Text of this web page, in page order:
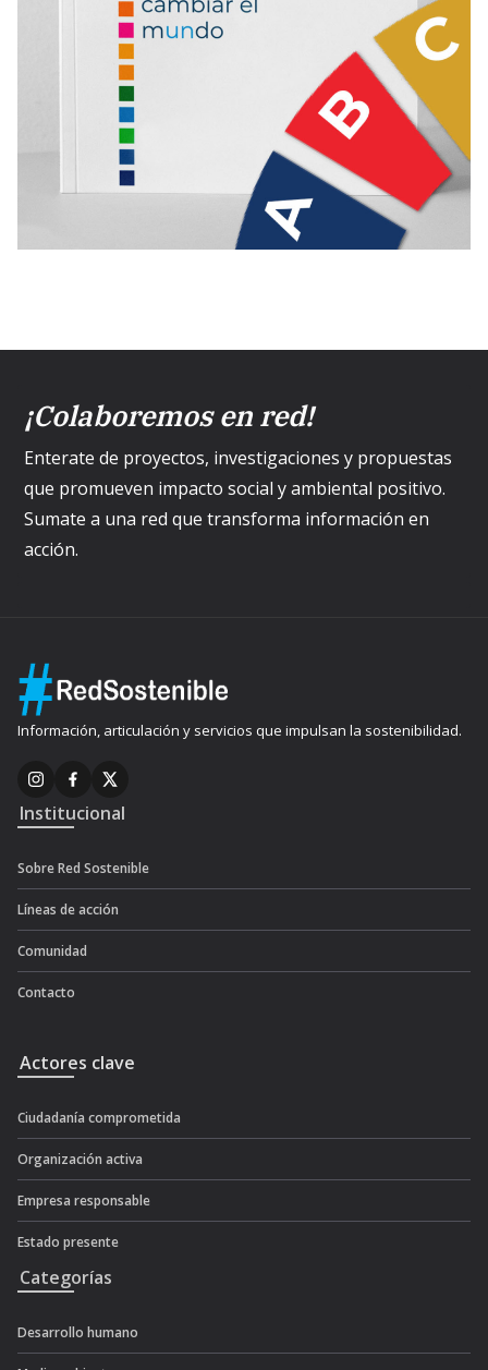
¡Colaboremos en red!
Enterate de proyectos, investigaciones y propuestas
que promueven impacto social y ambiental positivo.
Sumate a una red que transforma información en
acción.
Información, articulación y servicios que impulsan la sostenibilidad.
Institucional
Sobre Red Sostenible
Líneas de acción
Comunidad
Contacto
Actores clave
Ciudadanía comprometida
Organización activa
Empresa responsable
Estado presente
Categorías
Desarrollo humano